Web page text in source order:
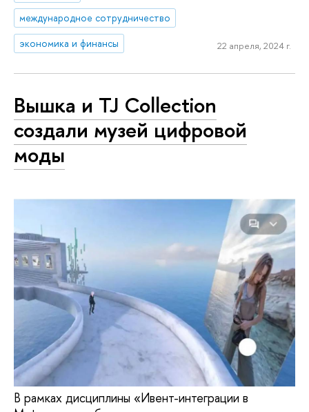
международное сотрудничество
экономика и финансы
22 апреля, 2024 г.
Вышка и TJ Collection
создали музей цифровой
моды
В рамках дисциплины «Ивент-интеграции в